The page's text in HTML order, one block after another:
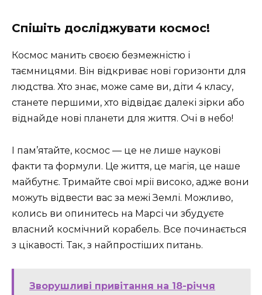
Спішіть досліджувати космос!
Космос манить своєю безмежністю і
таємницями. Він відкриває нові горизонти для
людства. Хто знає, може саме ви, діти 4 класу,
станете першими, хто відвідає далекі зірки або
віднайде нові планети для життя. Очі в небо!
І пам’ятайте, космос — це не лише наукові
факти та формули. Це життя, це магія, це наше
майбутнє. Тримайте свої мрії високо, адже вони
можуть відвести вас за межі Землі. Можливо,
колись ви опинитесь на Марсі чи збудуєте
власний космічний корабель. Все починається
з цікавості. Так, з найпростіших питань.
Зворушливі привітання на 18-річчя